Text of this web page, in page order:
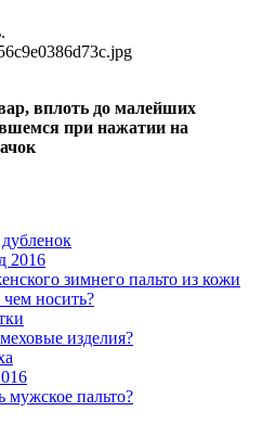
вплоть до малейших
при нажатии на
2016
зимнего пальто из кожи
носить?
изделия?
мужское пальто?